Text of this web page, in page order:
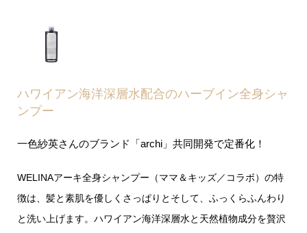
ハワイアン海洋深層水配合のハーブイン全身シャ
ンプー
一色紗英さんのブランド「archi」共同開発で定番化！
WELINAアーキ全身シャンプー（ママ＆キッズ／コラボ）の特
徴は、髪と素肌を優しくさっぱりとそして、ふっくらふんわり
と洗い上げます。ハワイアン海洋深層水と天然植物成分を贅沢